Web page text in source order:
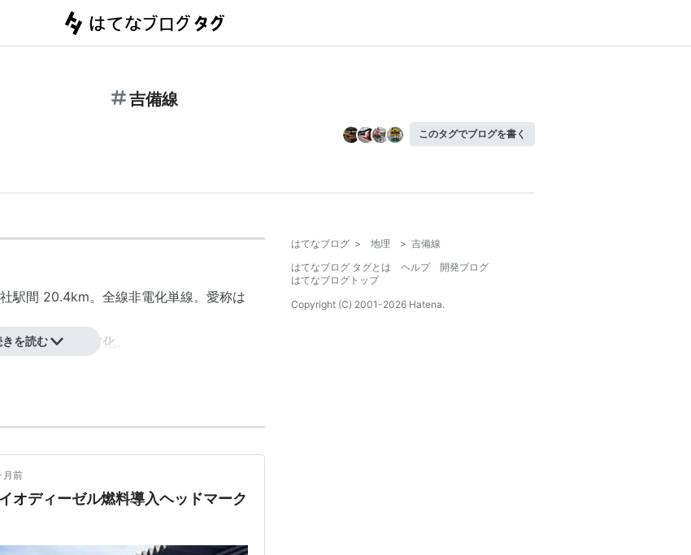
吉備線
このタグでブログを書く
駅間 20.4km。全線非電化単線。愛称は
年6月、国有化。
・
宇野線（ 瀬戸大橋線）・津山線
を読む
月前
オディーゼル燃料導入ヘッドマーク
はてなブログ > 地理 > 吉備線
はてなブログ タグとは
ヘルプ
開発ブログ
はてなブログトップ
Copyright (C) 2001-2026 Hatena.